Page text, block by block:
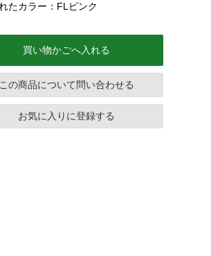
たカラー：FLピンク
買い物かごへ入れる
この商品について問い合わせる
お気に入りに登録する